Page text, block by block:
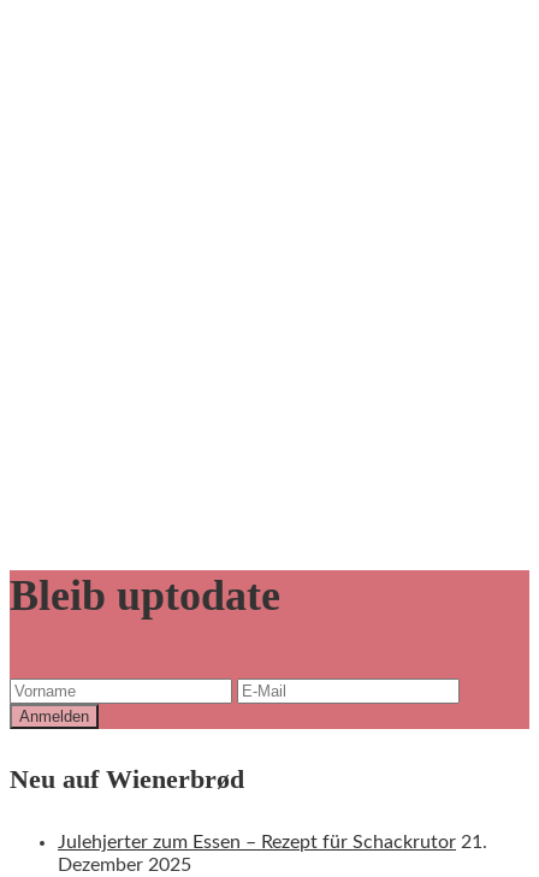
Bleib uptodate
Neu auf Wienerbrød
Julehjerter zum Essen – Rezept für Schackrutor 21.
Dezember 2025